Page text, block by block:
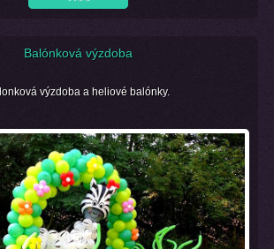
Balónková výzdoba
výzdoba a heliové balónky.